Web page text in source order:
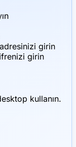
girin
girin
kullanın.